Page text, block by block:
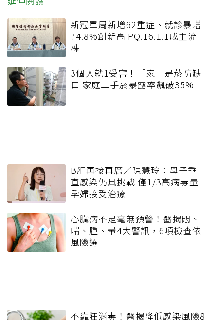
新冠單周新增62重症、就診暴增
74.8%創新高 PQ.16.1.1成主流
株
3個人就1受害！「家」是菸防缺
口 家庭二手菸暴露率飆破35%
B肝再接再厲／陳慧玲：母子垂
直感染仍具挑戰 僅1/3高病毒量
孕婦接受治療
心臟病不是毫無預警！醫揭悶、
喘、腫、暈4大警訊，6項檢查依
風險選
不靠狂消毒！醫揭降低感染風險8